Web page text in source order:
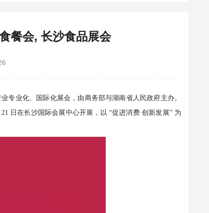
餐会, 长沙食品展会
专业化、国际化展会，由商务部与湖南省人民政府主办。
日在长沙国际会展中心开展，以 “促进消费 创新发展” 为